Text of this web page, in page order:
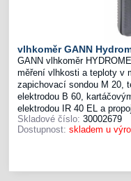
vlhkoměr GANN
GANN vlhkoměr
měření vlhkosti a teploty v
zapichovací sondou M 20,
elektrodou B 60,
elektrodou IR 40 EL a
Skladové číslo: 30002679
Dostupnost: skladem u